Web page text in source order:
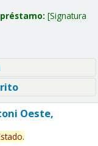
Signatura
Oeste,
.